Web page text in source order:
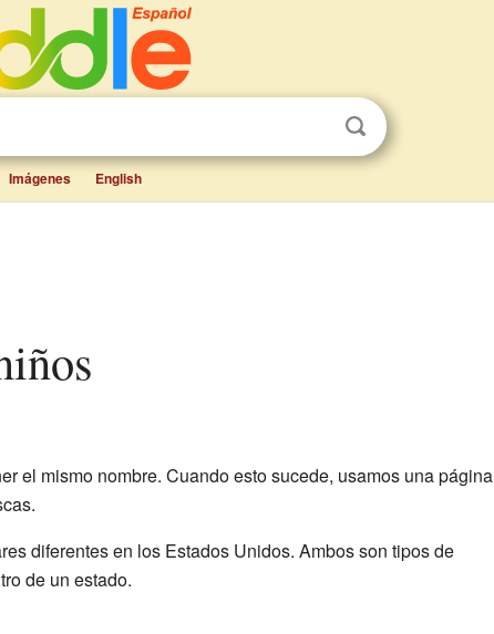
Imágenes English
el mismo nombre. Cuando esto sucede, usamos una página
diferentes en los Estados Unidos. Ambos son tipos de
de un estado.